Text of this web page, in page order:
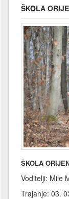
ŠKOLA
ŠKOLA
Voditelji: Mile
Trajanje: 03.